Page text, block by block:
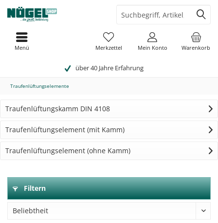
über 40 Jahre Erfahrung
Warenkorb
Merkzettel Mein Konto
Menü
Traufenlüftungselemente
Traufenlüftungskamm DIN 4108
Traufenlüftungselement (mit Kamm)
Traufenlüftungselement (ohne Kamm)
Filtern